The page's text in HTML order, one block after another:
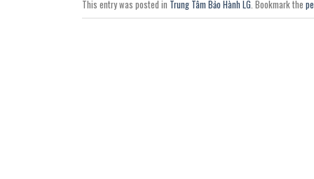
This entry was posted in Trung Tâm Bảo Hành LG. Bookmark the